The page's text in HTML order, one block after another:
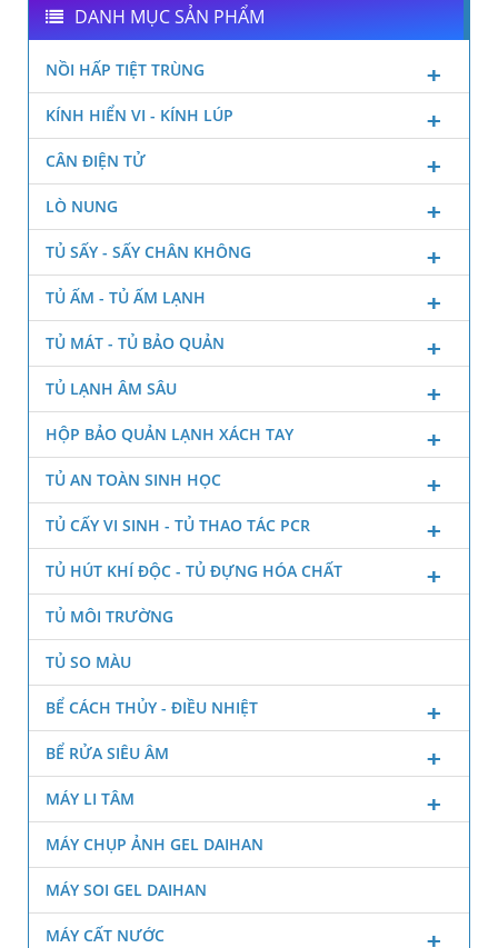
DANH MỤC SẢN PHẨM
NỒI HẤP TIỆT TRÙNG
KÍNH HIỂN VI - KÍNH LÚP
CÂN ĐIỆN TỬ
LÒ NUNG
TỦ SẤY - SẤY CHÂN KHÔNG
TỦ ẤM - TỦ ẤM LẠNH
TỦ MÁT - TỦ BẢO QUẢN
TỦ LẠNH ÂM SÂU
HỘP BẢO QUẢN LẠNH XÁCH TAY
TỦ AN TOÀN SINH HỌC
TỦ CẤY VI SINH - TỦ THAO TÁC PCR
TỦ HÚT KHÍ ĐỘC - TỦ ĐỰNG HÓA CHẤT
TỦ MÔI TRƯỜNG
TỦ SO MÀU
BỂ CÁCH THỦY - ĐIỀU NHIỆT
BỂ RỬA SIÊU ÂM
MÁY LI TÂM
MÁY CHỤP ẢNH GEL DAIHAN
MÁY SOI GEL DAIHAN
MÁY CẤT NƯỚC